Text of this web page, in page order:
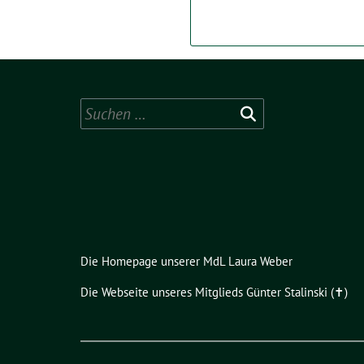
Suchen
nach:
Die Homepage unserer MdL Laura Weber
Die Webseite unseres Mitglieds Günter Stalinski (✝︎)